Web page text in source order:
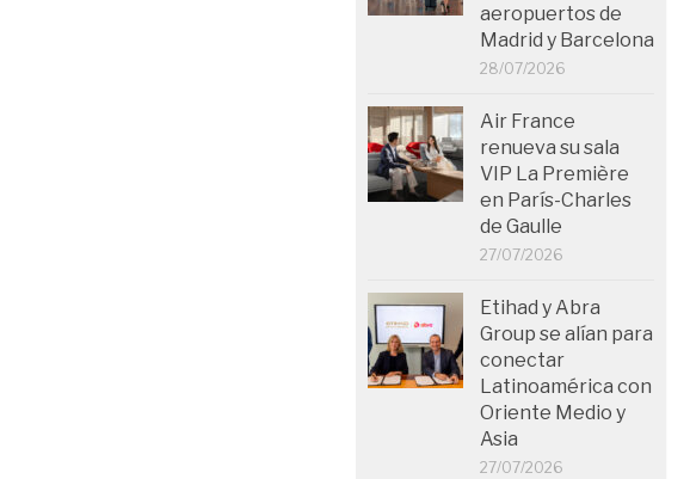
aeropuertos de
Madrid y Barcelona
28/07/2026
Air France
renueva su sala
VIP La Première
en París-Charles
de Gaulle
27/07/2026
Etihad y Abra
Group se alían para
conectar
Latinoamérica con
Oriente Medio y
Asia
27/07/2026